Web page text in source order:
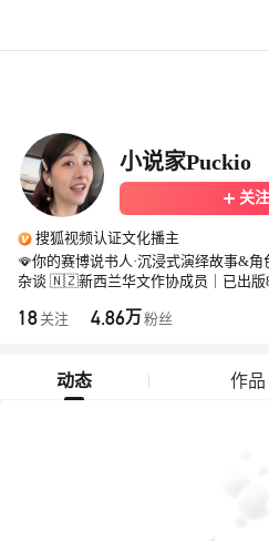
小说家Puckio
关注
搜狐视频认证文化播主
🪭你的赛博说书人·沉浸式演绎故事&角
杂谈 🇳🇿新西兰华文作协成员｜已出版
18 关注 4.86万 粉丝
动态 作品